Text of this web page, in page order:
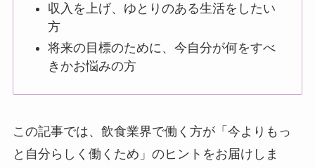
収入を上げ、ゆとりのある生活をしたい
方
将来の目標のために、今自分が何をすべ
きかお悩みの方
この記事では、飲食業界で働く方が「今よりもっ
と自分らしく働くため」のヒントをお届けしま